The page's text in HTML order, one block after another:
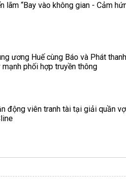
lãm “Bay vào không gian - Cảm
ương Huế cùng Báo và Phát
mạnh phối hợp truyền thông
động viên tranh tài tại giải quần